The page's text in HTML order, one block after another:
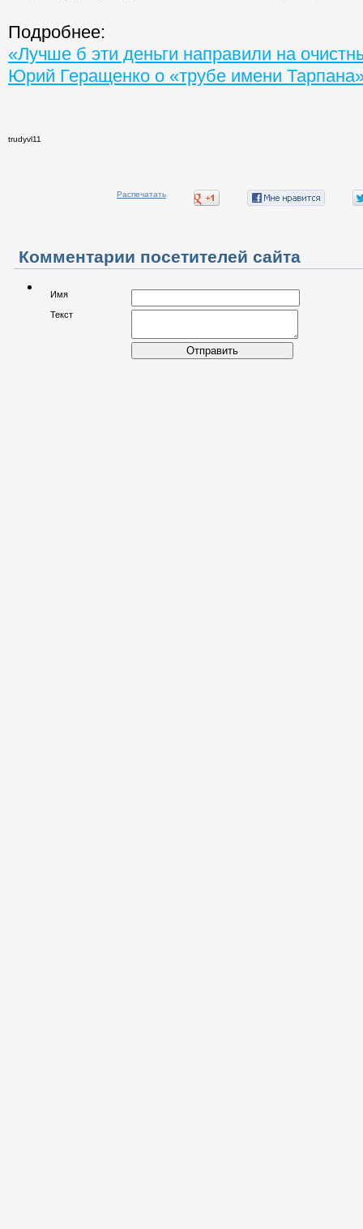
Подробнее:
«Лучше б эти деньги направили на
Юрий Геращенко о «трубе имени
trudyvl11
Распечатать
Комментарии посетителей сайта
Имя
Текст
Отправить